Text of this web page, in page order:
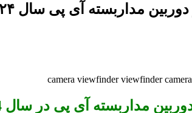
مداربسته آی پی سال ۲۰۲۴
مداربسته آی پی در سال 2024